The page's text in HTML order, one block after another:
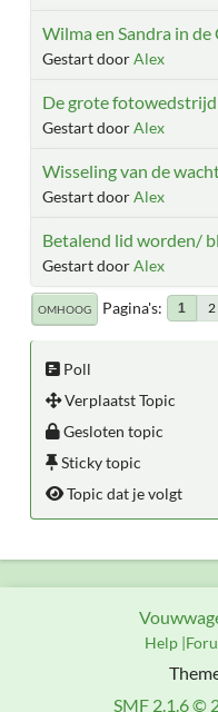
Wilma en Sandra in de
Gestart doorAlex
De grote
Gestart doorAlex
Wisseling van de
Gestart doorAlex
Betalend lid worden/
Gestart doorAlex
OMHOOG Pagina's 1 2
Poll
Verplaatst Topic
Gesloten topic
Sticky topic
Topic dat je volgt
SMF 2.1.6 ©
Help